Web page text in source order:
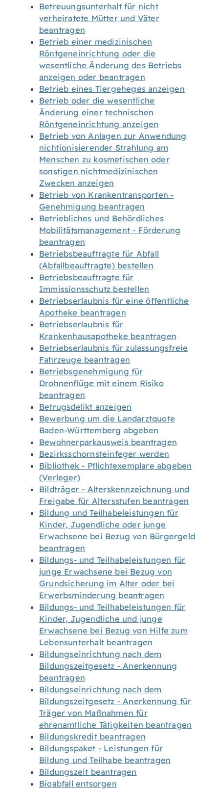
Betreuungsunterhalt für nicht
verheiratete Mütter und Väter
beantragen
Betrieb einer medizinischen
Röntgeneinrichtung oder die
wesentliche Änderung des Betriebs
anzeigen oder beantragen
Betrieb eines Tiergeheges anzeigen
Betrieb oder die wesentliche
Änderung einer technischen
Röntgeneinrichtung anzeigen
Betrieb von Anlagen zur Anwendung
nichtionisierender Strahlung am
Menschen zu kosmetischen oder
sonstigen nichtmedizinischen
Zwecken anzeigen
Betrieb von Krankentransporten -
Genehmigung beantragen
Betriebliches und Behördliches
Mobilitätsmanagement - Förderung
beantragen
Betriebsbeauftragte für Abfall
(Abfallbeauftragte) bestellen
Betriebsbeauftragte für
Immissionsschutz bestellen
Betriebserlaubnis für eine öffentliche
Apotheke beantragen
Betriebserlaubnis für
Krankenhausapotheke beantragen
Betriebserlaubnis für zulassungsfreie
Fahrzeuge beantragen
Betriebsgenehmigung für
Drohnenflüge mit einem Risiko
beantragen
Betrugsdelikt anzeigen
Bewerbung um die Landarztquote
Baden-Württemberg abgeben
Bewohnerparkausweis beantragen
Bezirksschornsteinfeger werden
Bibliothek - Pflichtexemplare abgeben
(Verleger)
Bildträger - Alterskennzeichnung und
Freigabe für Altersstufen beantragen
Bildung und Teilhabeleistungen für
Kinder, Jugendliche oder junge
Erwachsene bei Bezug von Bürgergeld
beantragen
Bildungs- und Teilhabeleistungen für
junge Erwachsene bei Bezug von
Grundsicherung im Alter oder bei
Erwerbsminderung beantragen
Bildungs- und Teilhabeleistungen für
Kinder, Jugendliche und junge
Erwachsene bei Bezug von Hilfe zum
Lebensunterhalt beantragen
Bildungseinrichtung nach dem
Bildungszeitgesetz - Anerkennung
beantragen
Bildungseinrichtung nach dem
Bildungszeitgesetz - Anerkennung für
Träger von Maßnahmen für
ehrenamtliche Tätigkeiten beantragen
Bildungskredit beantragen
Bildungspaket - Leistungen für
Bildung und Teilhabe beantragen
Bildungszeit beantragen
Bioabfall entsorgen